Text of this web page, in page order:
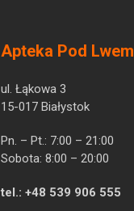
Apteka Pod Lwem
ul. Łąkowa 3
15-017 Białystok
Pn. – Pt.: 7:00 – 21:00
Sobota: 8:00 – 20:00
tel.: +48 539 906 555